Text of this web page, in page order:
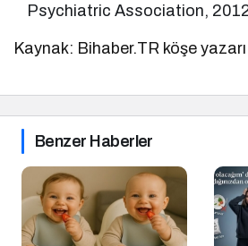
Psychiatric Association,
Kaynak: Bihaber.TR köşe
Benzer Haberler